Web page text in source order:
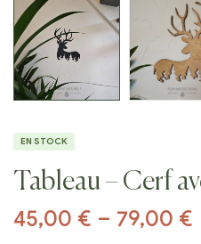
EN STOCK
Tableau – Cerf
45,00 € – 79,00 €